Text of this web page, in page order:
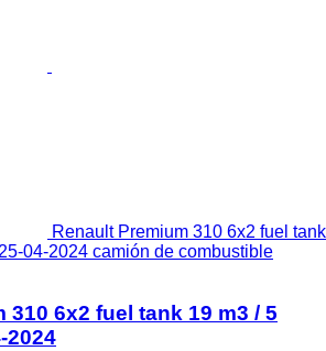
Renault Premium 310 6x2 fuel tank
04-2024 camión de combustible
310 6x2 fuel tank 19 m3 / 5
2024